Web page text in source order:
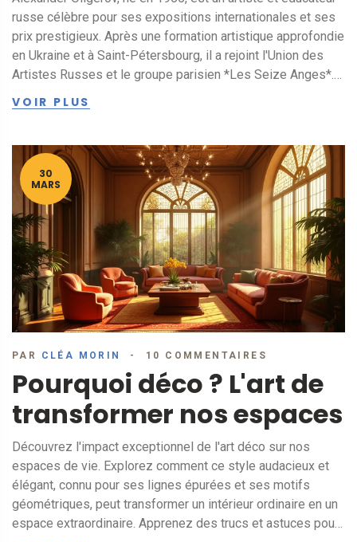
russe célèbre pour ses expositions internationales et ses
prix prestigieux. Après une formation artistique approfondie
en Ukraine et à Saint-Pétersbourg, il a rejoint l'Union des
Artistes Russes et le groupe parisien *Les Seize Anges*.
remporté la médaille d'or de l'Union des artistes russes en
renommés et des collections privées du monde entier.
VOIR PLUS
30
MARS
PAR CLÉA MORIN 10 COMMENTAIRES
Pourquoi déco ? L'art de
transformer nos espaces
Découvrez l'impact exceptionnel de l'art déco sur nos
espaces de vie. Explorez comment ce style audacieux et
élégant, connu pour ses lignes épurées et ses motifs
géométriques, peut transformer un intérieur ordinaire en un
espace extraordinaire. Apprenez des trucs et astuces pour